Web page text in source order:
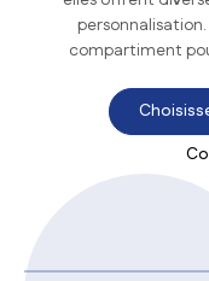
compartiment